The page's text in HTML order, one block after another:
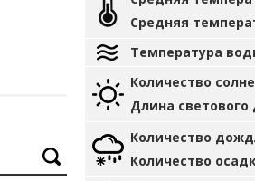
Средняя
Температура
Количество
Длина светового
Количество
Количество